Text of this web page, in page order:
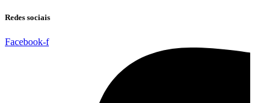
Redes sociais
Facebook-f